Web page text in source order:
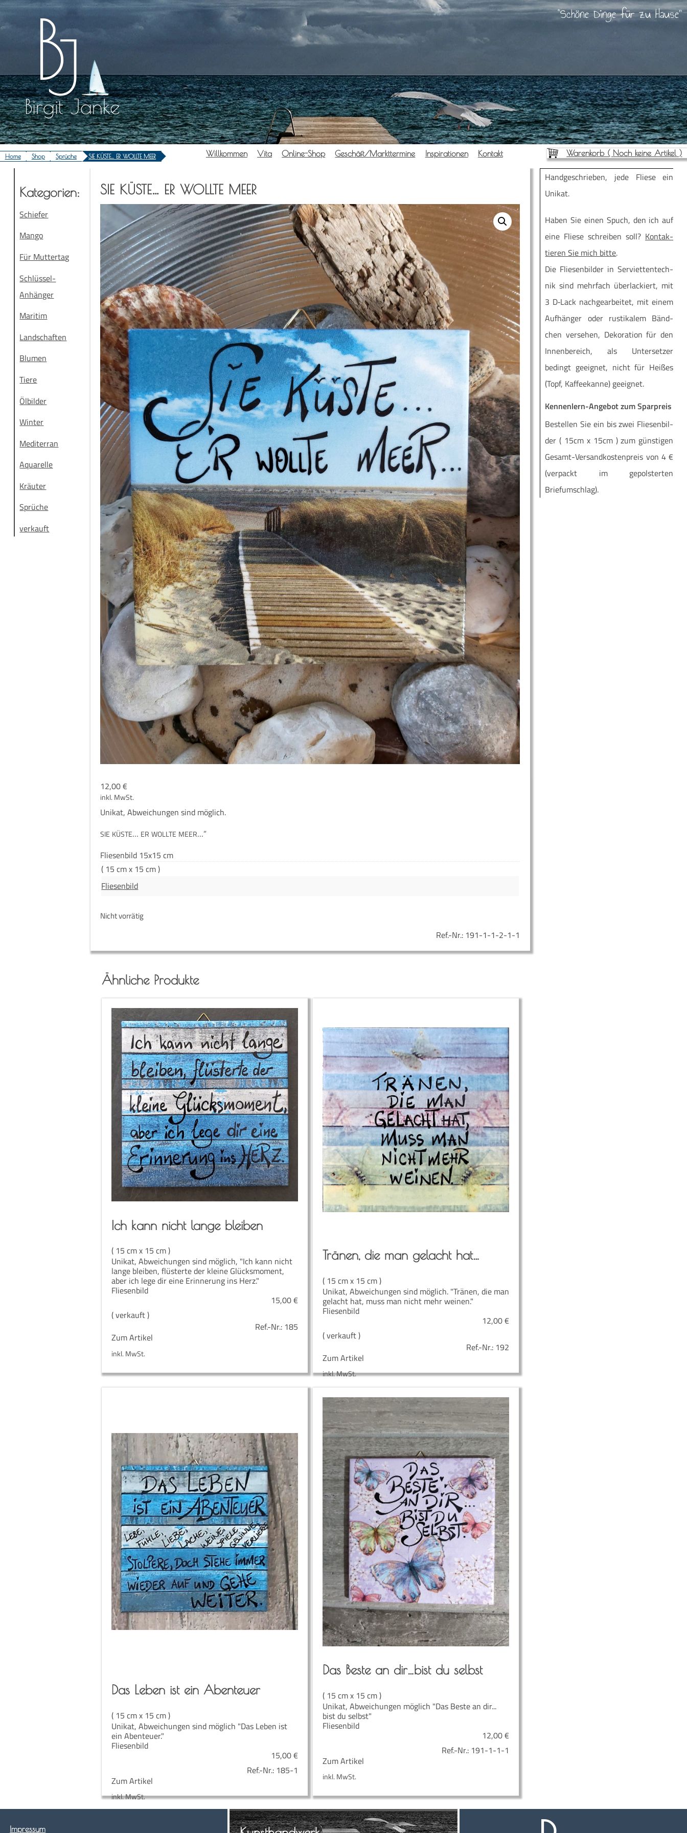
Zum
springen
Birgit Janke
Schöne Dinge für zu Hause
Home Shop Sprüche SIE KÜSTE… ER WOLLTE MEER Will­kom­men Vita Online-Shop Geschäft/Markttermine Inspi­ra­tio­nen Kon­takt Warenkorb ( Noch keine Artikel )
SIE KÜSTE… ER WOLLTE MEER
12,00€
inkl. MwSt.
Uni­kat, Abwei­chun­gen sind möglich.
“SIE KÜSTE… ER WOLLTE MEER…”
Flie­sen­bild 15x15 cm
( 15 cm x 15 cm )
Fliesenbild
Nicht vorrätig
Ref.-Nr.: 191-1-1-2-1-1
Kate­go­rien:
Schiefer
Mango
Für Muttertag
Schlüssel-
Anhänger
Maritim
Landschaften
Blumen
Tiere
Ölbilder
Winter
Mediterran
Aquarelle
Kräuter
Sprüche
verkauft
Ähnliche Produkte
Ich kann nicht lan­ge bleiben
( 15 cm x 15 cm )
Unikat, Abweichungen sind möglich, "Ich kann nicht
lange bleiben, flüsterte der kleine Glücksmoment,
aber ich lege dir eine Erinnerung ins Herz."
Fliesenbild
15,00€
( verkauft )
Ref.-Nr.: 185
Zum Artikel
inkl. MwSt.
Trä­nen, die man gelacht hat…
( 15 cm x 15 cm )
Unikat, Abweichungen sind möglich. "Tränen, die man
gelacht hat, muss man nicht mehr weinen."
Fliesenbild
12,00€
( verkauft )
Ref.-Nr.: 192
Zum Artikel
inkl. MwSt.
Das Leben ist ein Abenteuer
( 15 cm x 15 cm )
Unikat, Abweichungen sind möglich "Das Leben ist
ein Abenteuer."
Fliesenbild
15,00€
Ref.-Nr.: 185-1
Zum Artikel
inkl. MwSt.
Das Bes­te an dir…bist du selbst
( 15 cm x 15 cm )
Unikat, Abweichungen möglich "Das Beste an dir...
bist du selbst"
Fliesenbild
12,00€
Ref.-Nr.: 191-1-1-1
Zum Artikel
inkl. MwSt.
Hand­ge­schrie­ben, jede Flie­se ein
Unikat.
Haben Sie einen Spuch, den ich auf
eine Flie­se schrei­ben soll? Kon­tak­
tie­ren Sie mich bit­te.
Die Flie­sen­bil­der in Ser­vi­et­ten­tech­
nik sind mehr­fach über­la­ckiert, mit
3 D‑Lack nach­ge­ar­bei­tet, mit einem
Auf­hän­ger oder rus­ti­ka­lem Bänd­
chen ver­se­hen, Deko­ra­ti­on für den
Innen­be­reich, als Unter­set­zer
bedingt geeig­net, nicht für Hei­ßes
(Topf, Kaf­fee­kan­ne) geeignet.
Kennenlern-Angebot zum Sparpreis
Be­stel­len Sie ein bis zwei Flie­sen­bil­
der ( 15cm x 15cm ) zum güns­ti­gen
Ge­­samt-Ver­­­san­d­­kos­­ten­­preis von 4 €
(ver­packt im ge­pols­ter­ten
Briefumschlag).
Impres­sum